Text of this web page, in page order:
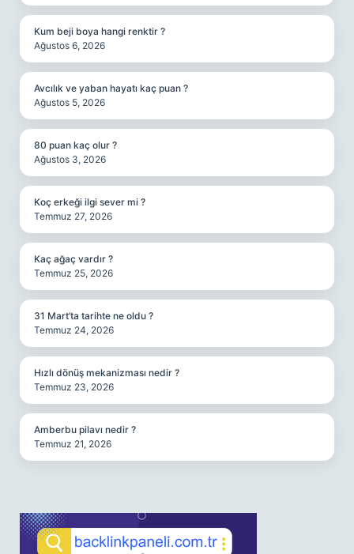
Kum beji boya hangi renktir ?
Ağustos 6, 2026
Avcılık ve yaban hayatı kaç puan ?
Ağustos 5, 2026
80 puan kaç olur ?
Ağustos 3, 2026
Koç erkeği ilgi sever mi ?
Temmuz 27, 2026
Kaç ağaç vardır ?
Temmuz 25, 2026
31 Mart’ta tarihte ne oldu ?
Temmuz 24, 2026
Hızlı dönüş mekanizması nedir ?
Temmuz 23, 2026
Amberbu pilavı nedir ?
Temmuz 21, 2026